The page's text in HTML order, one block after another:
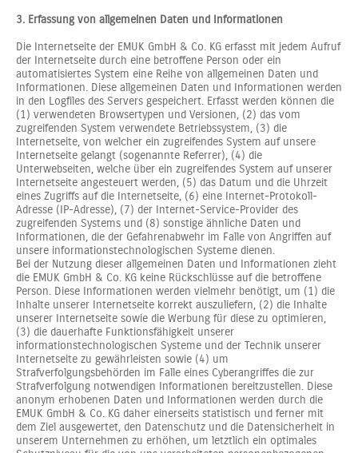
3. Erfassung von allgemeinen Daten und Informationen
Die Internetseite der EMUK GmbH & Co. KG erfasst mit jedem Aufruf
der Internetseite durch eine betroffene Person oder ein
automatisiertes System eine Reihe von allgemeinen Daten und
Informationen. Diese allgemeinen Daten und Informationen werden
in den Logfiles des Servers gespeichert. Erfasst werden können die
(1) verwendeten Browsertypen und Versionen, (2) das vom
zugreifenden System verwendete Betriebssystem, (3) die
Internetseite, von welcher ein zugreifendes System auf unsere
Internetseite gelangt (sogenannte Referrer), (4) die
Unterwebseiten, welche über ein zugreifendes System auf unserer
Internetseite angesteuert werden, (5) das Datum und die Uhrzeit
eines Zugriffs auf die Internetseite, (6) eine Internet-Protokoll-
Adresse (IP-Adresse), (7) der Internet-Service-Provider des
zugreifenden Systems und (8) sonstige ähnliche Daten und
Informationen, die der Gefahrenabwehr im Falle von Angriffen auf
unsere informationstechnologischen Systeme dienen.
Bei der Nutzung dieser allgemeinen Daten und Informationen zieht
die EMUK GmbH & Co. KG keine Rückschlüsse auf die betroffene
Person. Diese Informationen werden vielmehr benötigt, um (1) die
Inhalte unserer Internetseite korrekt auszuliefern, (2) die Inhalte
unserer Internetseite sowie die Werbung für diese zu optimieren,
(3) die dauerhafte Funktionsfähigkeit unserer
informationstechnologischen Systeme und der Technik unserer
Internetseite zu gewährleisten sowie (4) um
Strafverfolgungsbehörden im Falle eines Cyberangriffes die zur
Strafverfolgung notwendigen Informationen bereitzustellen. Diese
anonym erhobenen Daten und Informationen werden durch die
EMUK GmbH & Co. KG daher einerseits statistisch und ferner mit
dem Ziel ausgewertet, den Datenschutz und die Datensicherheit in
unserem Unternehmen zu erhöhen, um letztlich ein optimales